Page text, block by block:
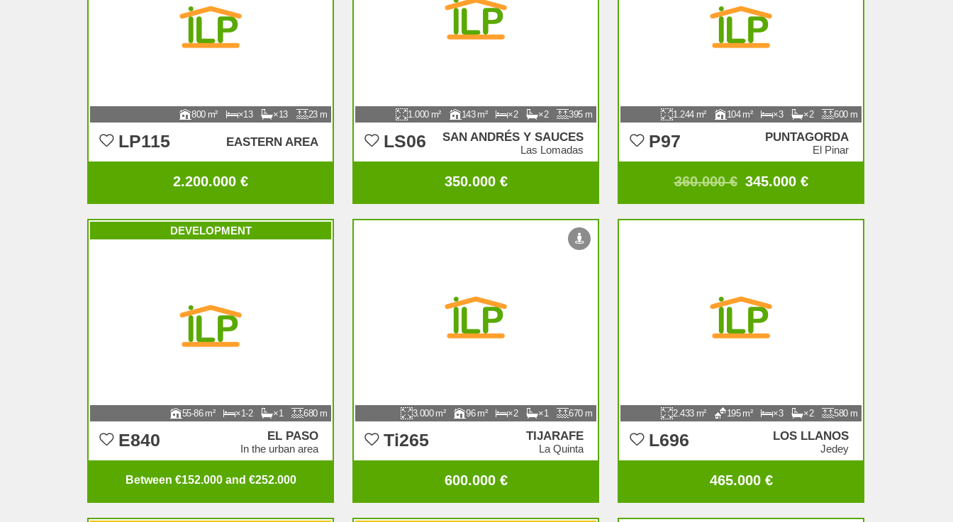
800 13 13 23
LP115 EASTERN AREA
2.200.000 €
1.000 143 2 2 395
LS06 SAN ANDRÉS Y SAUCES
Las Lomadas
350.000 €
1.244 104 3 2 600
P97 PUNTAGORDA
El Pinar
360.000 € 345.000 €
55-86 1-2 1 680
E840 EL PASO
In the urban area
Between €152.000 and €252.000
DEVELOPMENT
3.000 96 2 1 670
Ti265 TIJARAFE
La Quinta
600.000 €
2.433 195 3 2 580
L696 LOS LLANOS
Jedey
465.000 €